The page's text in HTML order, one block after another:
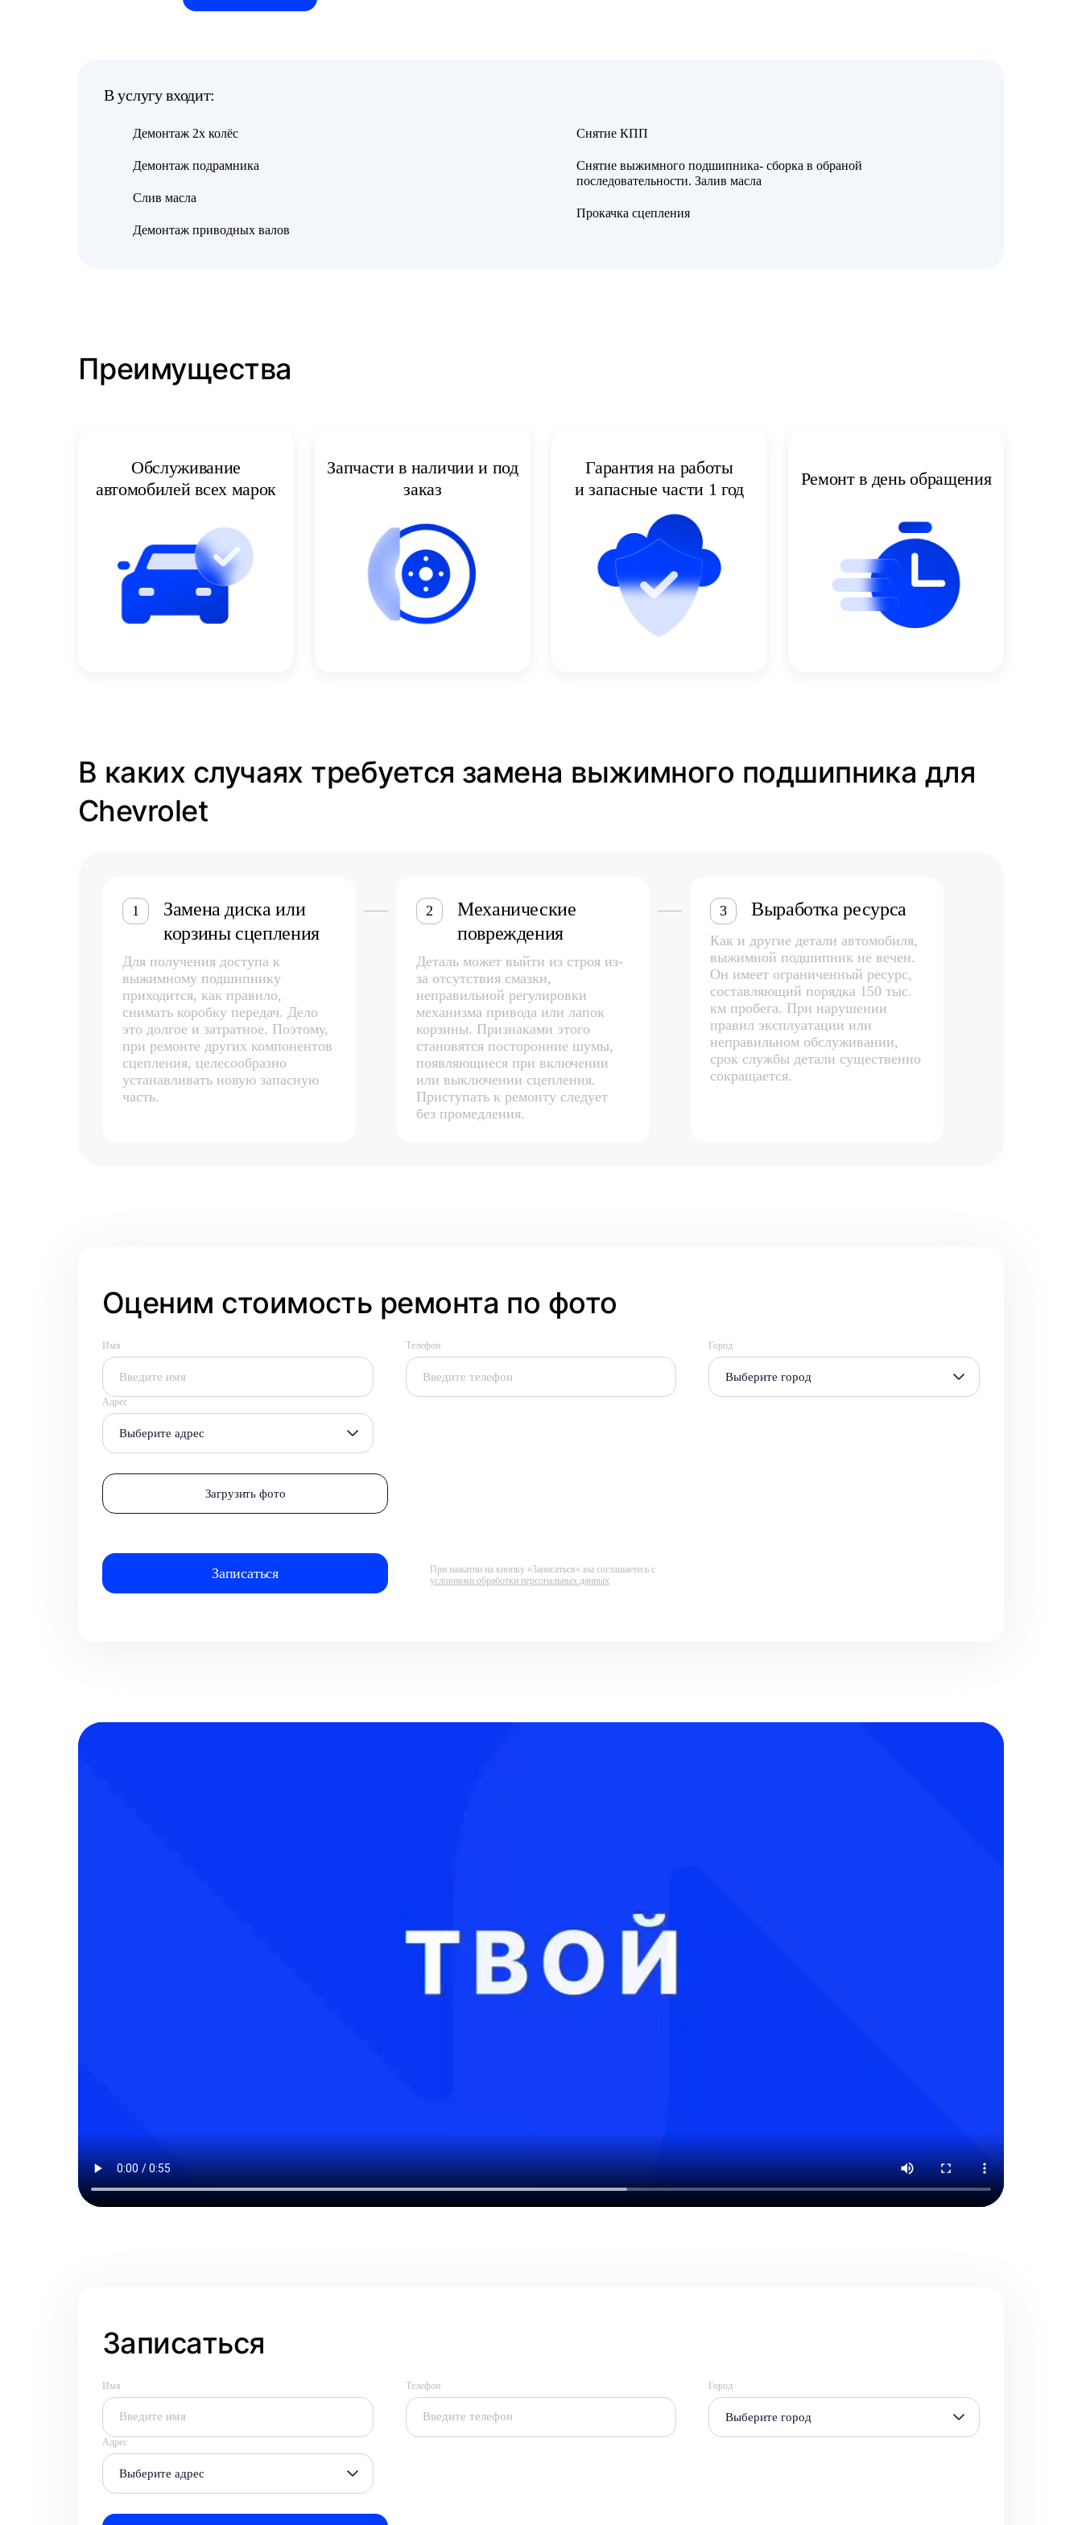
В услугу входит:
Демонтаж 2х колёс
Демонтаж подрамника
Слив масла
Демонтаж приводных валов
Снятие КПП
Снятие выжимного подшипника- сборка в обраной
последовательности. Залив масла
Прокачка сцепления
Преимущества
Обслуживание
автомобилей всех марок
Запчасти в наличии и под
заказ
Гарантия на работы
и запасные части 1 год
Ремонт в день обращения
В каких случаях требуется замена выжимного подшипника для
Chevrolet
1
Замена диска или
корзины сцепления
Для получения доступа к
выжимному подшипнику
приходится, как правило,
снимать коробку передач. Дело
это долгое и затратное. Поэтому,
при ремонте других компонентов
сцепления, целесообразно
устанавливать новую запасную
часть.
2
Механические
повреждения
Деталь может выйти из строя из-
за отсутствия смазки,
неправильной регулировки
механизма привода или лапок
корзины. Признаками этого
становятся посторонние шумы,
появляющиеся при включении
или выключении сцепления.
Приступать к ремонту следует
без промедления.
3 Выработка ресурса
Как и другие детали автомобиля,
выжимной подшипник не вечен.
Он имеет ограниченный ресурс,
составляющий порядка 150 тыс.
км пробега. При нарушении
правил эксплуатации или
неправильном обслуживании,
срок службы детали существенно
сокращается.
Оценим стоимость ремонта по фото
Имя Телефон Город
Выберите город
Адрес
Выберите адрес
Загрузить фото
При нажатии на кнопку «Записаться» вы соглашаетесь с
условиями обработки персональных данных
Записаться
Имя Телефон Город
Выберите город
Адрес
Выберите адрес